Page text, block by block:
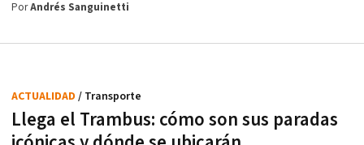
PorAndrés Sanguinetti
Llega el Trambus: cómo son sus paradas
ACTUALIDAD / Transporte